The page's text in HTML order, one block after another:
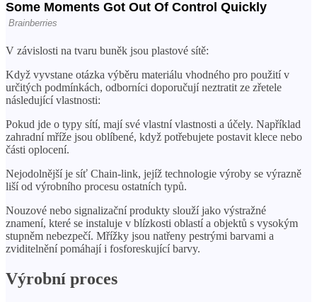
V závislosti na tvaru buněk jsou plastové sítě:
Když vyvstane otázka výběru materiálu vhodného pro použití v
určitých podmínkách, odborníci doporučují neztratit ze zřetele
následující vlastnosti:
Pokud jde o typy sítí, mají své vlastní vlastnosti a účely. Například
zahradní mříže jsou oblíbené, když potřebujete postavit klece nebo
části oplocení.
Nejodolnější je síť Chain-link, jejíž technologie výroby se výrazně
liší od výrobního procesu ostatních typů.
Nouzové nebo signalizační produkty slouží jako výstražné
znamení, které se instaluje v blízkosti oblastí a objektů s vysokým
stupněm nebezpečí. Mřížky jsou natřeny pestrými barvami a
zviditelnění pomáhají i fosforeskující barvy.
Výrobní proces